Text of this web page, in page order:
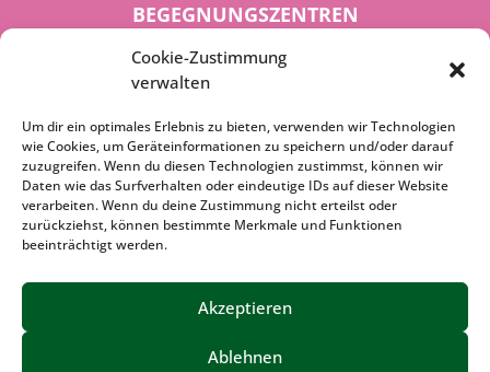
Cookie-Zustimmung
verwalten
Um dir ein optimales Erlebnis zu bieten, verwenden wir Technologien
wie Cookies, um Geräteinformationen zu speichern und/oder darauf
zuzugreifen. Wenn du diesen Technologien zustimmst, können wir
Daten wie das Surfverhalten oder eindeutige IDs auf dieser Website
verarbeiten. Wenn du deine Zustimmung nicht erteilst oder
zurückziehst, können bestimmte Merkmale und Funktionen
beeinträchtigt werden.
Akzeptieren
Ablehnen
BEGEGNUNGSZENTREN
KINDER UND JUGEND
KONTAKT
SPENDENKONTO
Sozialbank
IBAN: DE72 3702 0500 0001 5520 00
IMPRESSUM